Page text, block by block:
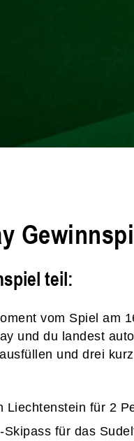
teil:
vom Spiel am
und du landest
und drei
Liechtenstein für 2
Skipass für das